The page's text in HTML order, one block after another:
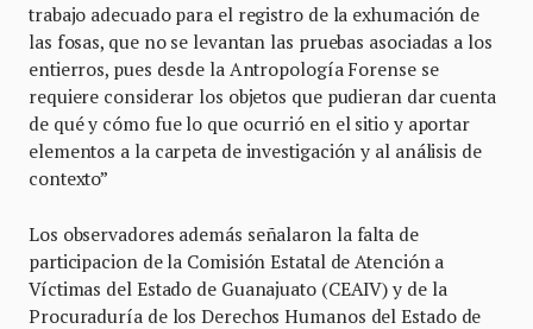
trabajo adecuado para el registro de la exhumación de
las fosas, que no se levantan las pruebas asociadas a los
entierros, pues desde la Antropología Forense se
requiere considerar los objetos que pudieran dar cuenta
de qué y cómo fue lo que ocurrió en el sitio y aportar
elementos a la carpeta de investigación y al análisis de
contexto”
Los observadores además señalaron la falta de
participacion de la Comisión Estatal de Atención a
Víctimas del Estado de Guanajuato (CEAIV) y de la
Procuraduría de los Derechos Humanos del Estado de